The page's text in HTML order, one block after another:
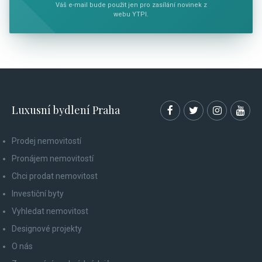
Váš e-mail bude použit jen pro zasílání novinek z
webu YTPI.
Luxusní bydlení Praha
Prodej nemovitostí
Pronájem nemovitostí
Chci prodat nemovitost
Investiční byty
Vyhledat nemovitost
Designové projekty
O nás